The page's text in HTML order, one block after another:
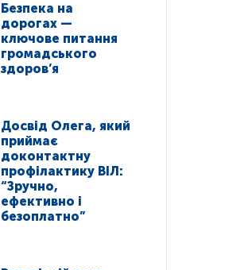
Безпека на
дорогах —
ключове питання
громадського
здоров’я
Досвід Олега, який
приймає
доконтактну
профілактику ВІЛ:
“Зручно,
ефективно і
безоплатно”